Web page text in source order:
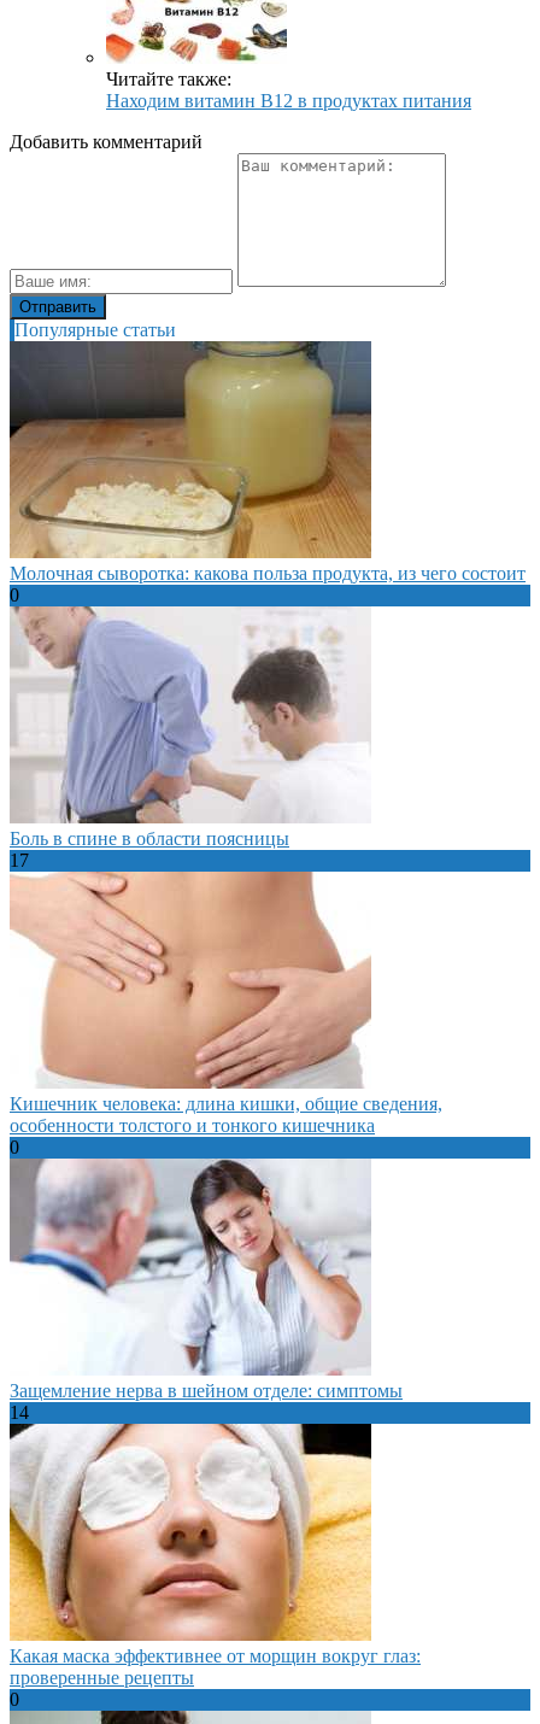
Читайте также:
Находим витамин В12 в продуктах питания
Добавить комментарий
Популярные статьи
Молочная сыворотка: какова польза продукта, из чего состоит
0
Боль в спине в области поясницы
17
Кишечник человека: длина кишки, общие сведения,
особенности толстого и тонкого кишечника
0
Защемление нерва в шейном отделе: симптомы
14
Какая маска эффективнее от морщин вокруг глаз:
проверенные рецепты
0